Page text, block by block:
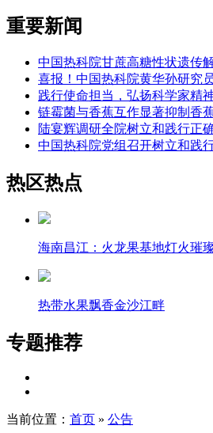
重要新闻
中国热科院甘蔗高糖性状遗传
喜报！中国热科院黄华孙研究
践行使命担当，弘扬科学家精
链霉菌与香蕉互作显著抑制香
陆宴辉调研全院树立和践行正
中国热科院党组召开树立和践
热区热点
海南昌江：火龙果基地灯火璀
热带水果飘香金沙江畔
专题推荐
当前位置： 首页 » 公告